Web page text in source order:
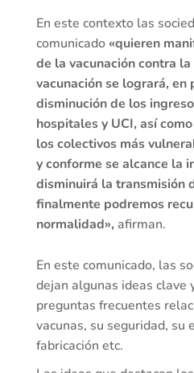
En este contexto las
comunicado «quieren
de la vacunación contra
vacunación se logrará, en
disminución de los
hospitales y UCI, así
los colectivos más
y conforme se alcance la
disminuirá la transmisión
finalmente podremos
normalidad», afirman.
En este comunicado, las
dejan algunas ideas clave
preguntas frecuentes
vacunas, su seguridad, su
fabricación etc.